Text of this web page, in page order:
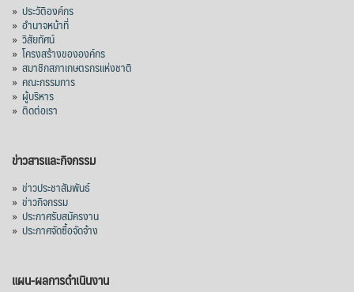
» ประวัติองค์กร
» อำนาจหน้าที่
» วิสัยทัศน์
» โครงสร้างขององค์กร
» สมาชิกสภาเกษตรกรแห่งชาติ
» คณะกรรมการ
» ผู้บริหาร
» ติดต่อเรา
ข่าวสารและกิจกรรม
» ข่าวประชาสัมพันธ์
» ข่าวกิจกรรม
» ประกาศรับสมัครงาน
» ประกาศจัดซื้อจัดจ้าง
แผน-ผลการดำเนินงาน